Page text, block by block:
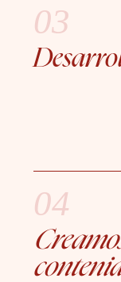
03
04